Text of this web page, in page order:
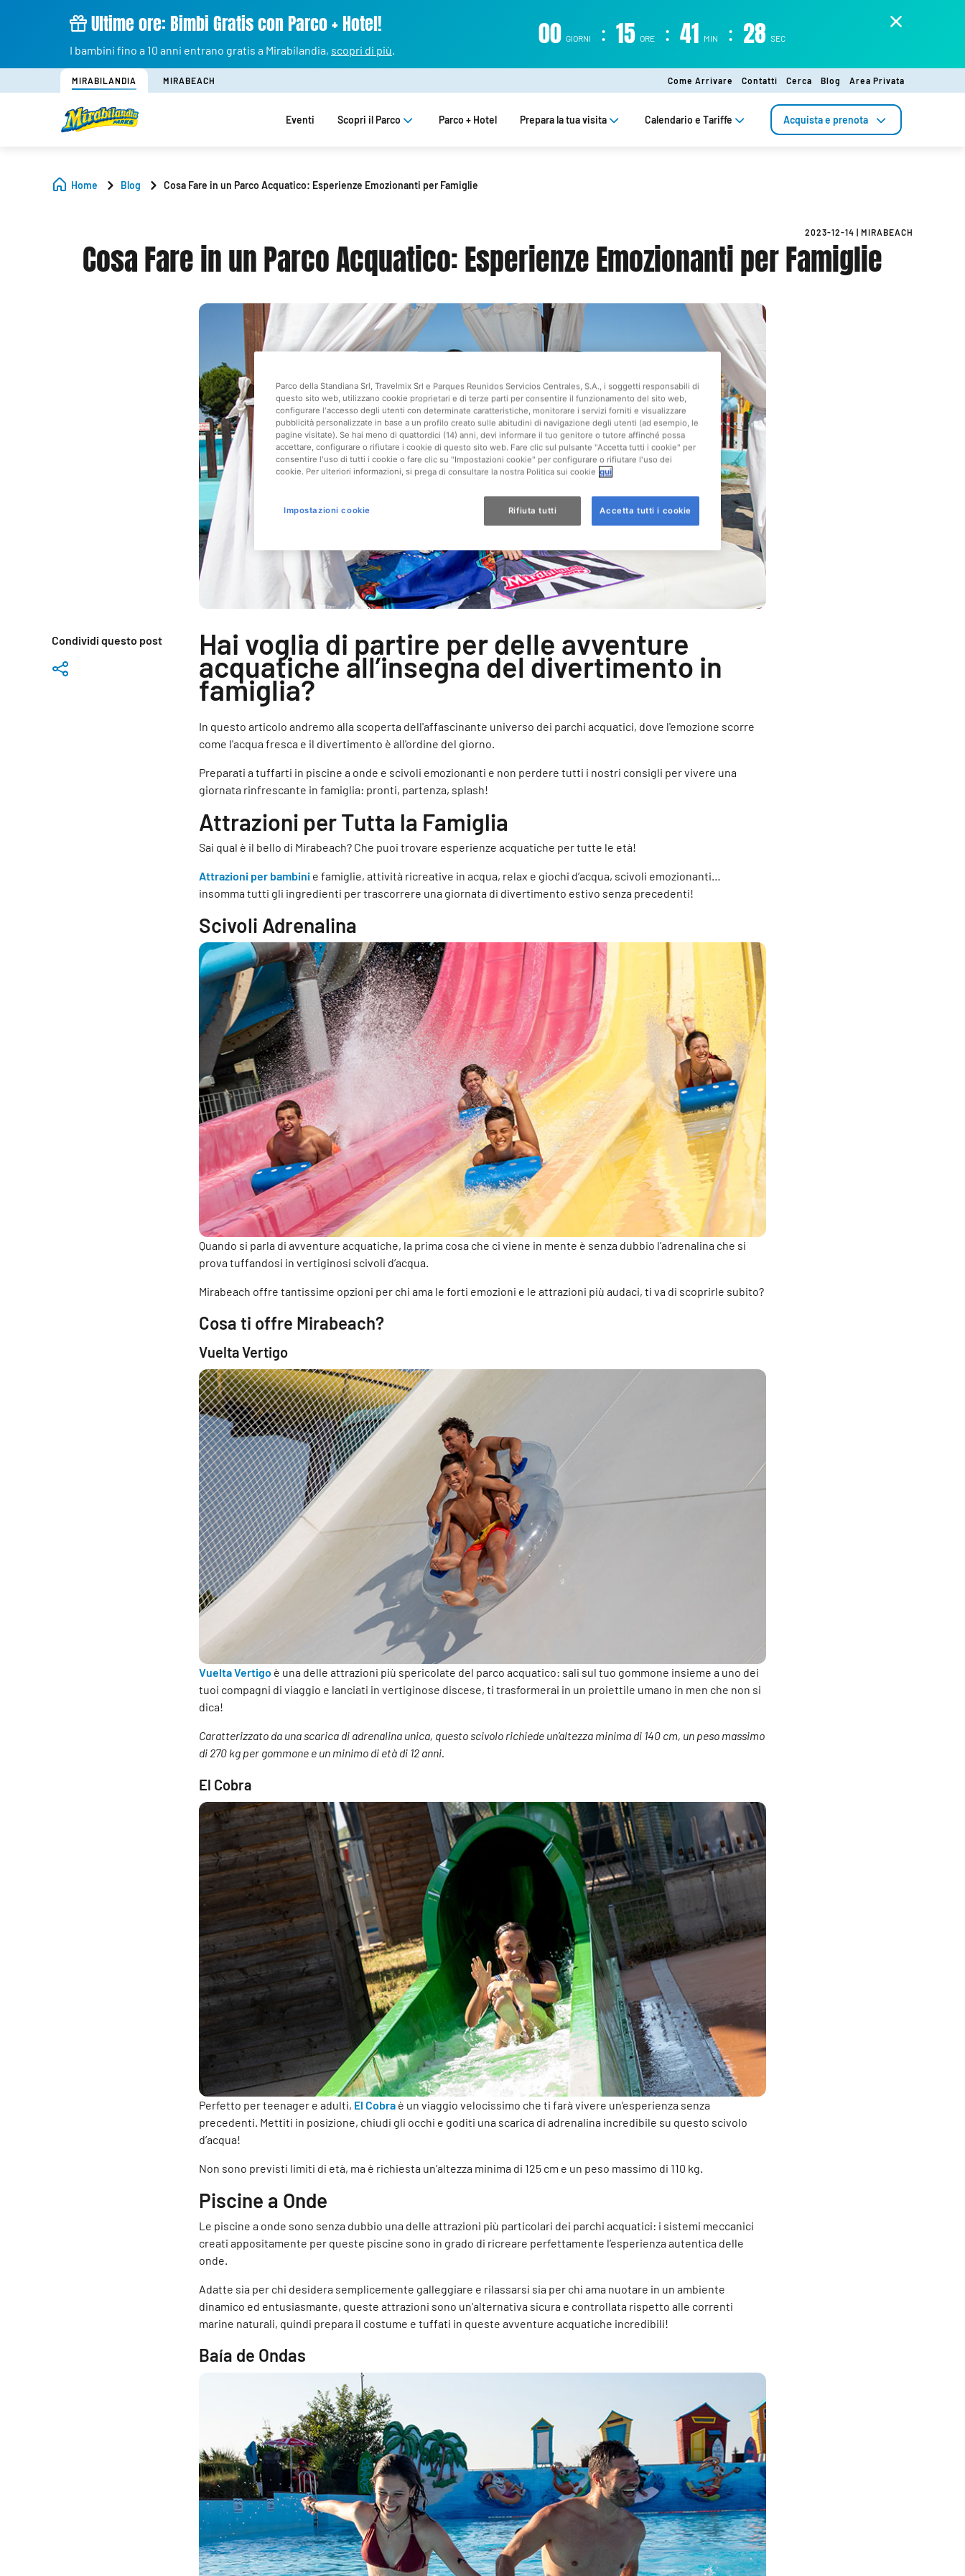
Ultime ore: Bimbi Gratis con Parco + Hotel!
I bambini fino a 10 anni entrano gratis a Mirabilandia, scopri di più. 00 GIORNI : 15 ORE : 41 MIN : 27 SEC
MIRABILANDIA MIRABEACH Come Arrivare Contatti Cerca Blog Area Privata
Eventi Scopri il Parco Parco + Hotel Prepara la tua visita Calendario e Tariffe Acquista e prenota
Home Blog Cosa Fare in un Parco Acquatico: Esperienze Emozionanti per Famiglie
2023-12-14 MIRABEACH
Cosa Fare in un Parco Acquatico: Esperienze Emozionanti per Famiglie
Condividi questo post Hai voglia di partire per delle avventure
acquatiche all’insegna del divertimento in
famiglia?
In questo articolo andremo alla scoperta dell'affascinante universo dei parchi acquatici, dove l'emozione scorre
come l'acqua fresca e il divertimento è all'ordine del giorno.
Preparati a tuffarti in piscine a onde e scivoli emozionanti e non perdere tutti i nostri consigli per vivere una
giornata rinfrescante in famiglia: pronti, partenza, splash!
Attrazioni per Tutta la Famiglia
Sai qual è il bello di Mirabeach? Che puoi trovare esperienze acquatiche per tutte le età!
Attrazioni per bambini e famiglie, attività ricreative in acqua, relax e giochi d’acqua, scivoli emozionanti…
insomma tutti gli ingredienti per trascorrere una giornata di divertimento estivo senza precedenti!
Scivoli Adrenalina
Quando si parla di avventure acquatiche, la prima cosa che ci viene in mente è senza dubbio l’adrenalina che si
prova tuffandosi in vertiginosi scivoli d’acqua.
Mirabeach offre tantissime opzioni per chi ama le forti emozioni e le attrazioni più audaci, ti va di scoprirle subito?
Cosa ti offre Mirabeach?
Vuelta Vertigo
Vuelta Vertigo è una delle attrazioni più spericolate del parco acquatico: sali sul tuo gommone insieme a uno dei
tuoi compagni di viaggio e lanciati in vertiginose discese, ti trasformerai in un proiettile umano in men che non si
dica!
Caratterizzato da una scarica di adrenalina unica, questo scivolo richiede un’altezza minima di 140 cm, un peso massimo
di 270 kg per gommone e un minimo di età di 12 anni.
El Cobra
Perfetto per teenager e adulti, El Cobra è un viaggio velocissimo che ti farà vivere un’esperienza senza
precedenti. Mettiti in posizione, chiudi gli occhi e goditi una scarica di adrenalina incredibile su questo scivolo
d’acqua!
Non sono previsti limiti di età, ma è richiesta un’altezza minima di 125 cm e un peso massimo di 110 kg.
Piscine a Onde
Le piscine a onde sono senza dubbio una delle attrazioni più particolari dei parchi acquatici: i sistemi meccanici
creati appositamente per queste piscine sono in grado di ricreare perfettamente l’esperienza autentica delle
onde.
Adatte sia per chi desidera semplicemente galleggiare e rilassarsi sia per chi ama nuotare in un ambiente
dinamico ed entusiasmante, queste attrazioni sono un'alternativa sicura e controllata rispetto alle correnti
marine naturali, quindi prepara il costume e tuffati in queste avventure acquatiche incredibili!
Baía de Ondas
Parco della Standiana Srl, Travelmix Srl e Parques Reunidos Servicios Centrales, S.A., i soggetti responsabili di
questo sito web, utilizzano cookie proprietari e di terze parti per consentire il funzionamento del sito web,
configurare l'accesso degli utenti con determinate caratteristiche, monitorare i servizi forniti e visualizzare
pubblicità personalizzate in base a un profilo creato sulle abitudini di navigazione degli utenti (ad esempio, le
pagine visitate). Se hai meno di quattordici (14) anni, devi informare il tuo genitore o tutore affinché possa
accettare, configurare o rifiutare i cookie di questo sito web. Fare clic sul pulsante "Accetta tutti i cookie" per
consentire l'uso di tutti i cookie o fare clic su "Impostazioni cookie" per configurare o rifiutare l'uso dei
cookie. Per ulteriori informazioni, si prega di consultare la nostra Politica sui cookie qui
Rifiuta tutti Accetta tutti i cookie
Impostazioni cookie